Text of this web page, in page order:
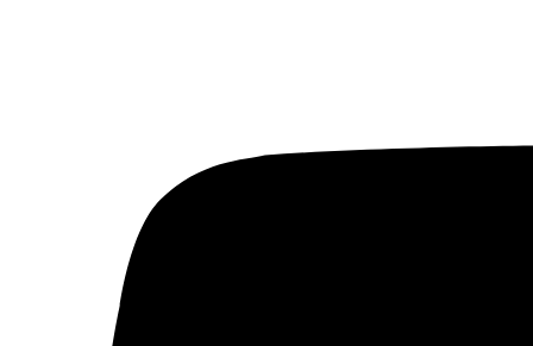
Sociedad
Mujer
Migraciones
Protestas sociales